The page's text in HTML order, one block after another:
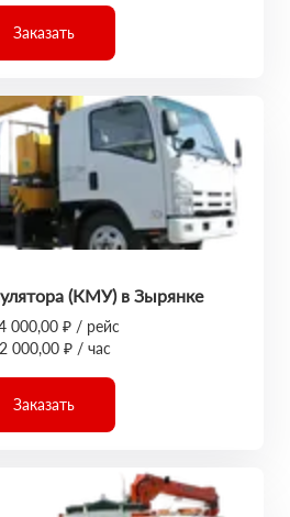
Заказать
(КМУ) в Зырянке
000,00 ₽ / рейс
000,00 ₽ / час
Заказать